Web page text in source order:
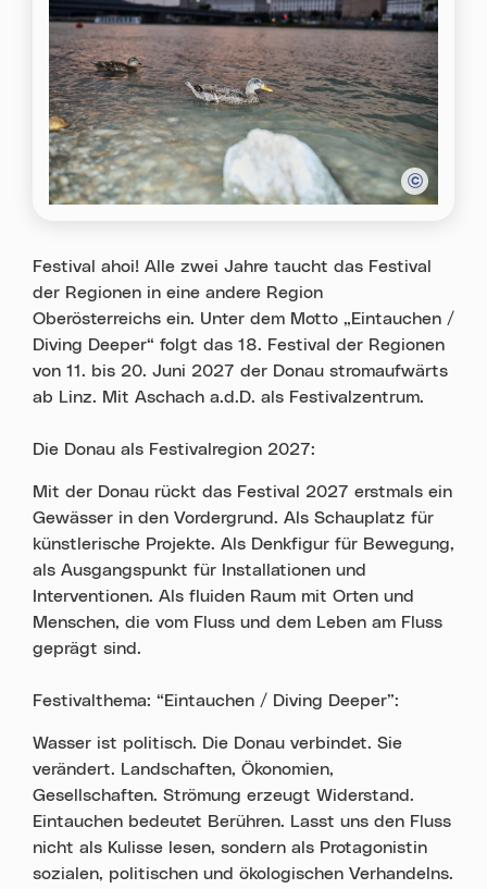
Festival ahoi! Alle zwei Jahre taucht das Festival
der Regionen in eine andere Region
Oberösterreichs ein. Unter dem Motto „Eintauchen /
Diving Deeper“ folgt das 18. Festival der Regionen
von 11. bis 20. Juni 2027 der Donau stromaufwärts
ab Linz. Mit Aschach a.d.D. als Festivalzentrum.
Die Donau als Festivalregion 2027:
Mit der Donau rückt das Festival 2027 erstmals ein
Gewässer in den Vordergrund. Als Schauplatz für
künstlerische Projekte. Als Denkfigur für Bewegung,
als Ausgangspunkt für Installationen und
Interventionen. Als fluiden Raum mit Orten und
Menschen, die vom Fluss und dem Leben am Fluss
geprägt sind.
Festivalthema: “Eintauchen / Diving Deeper”:
Wasser ist politisch. Die Donau verbindet. Sie
verändert. Landschaften, Ökonomien,
Gesellschaften. Strömung erzeugt Widerstand.
Eintauchen bedeutet Berühren. Lasst uns den Fluss
nicht als Kulisse lesen, sondern als Protagonistin
sozialen, politischen und ökologischen Verhandelns.